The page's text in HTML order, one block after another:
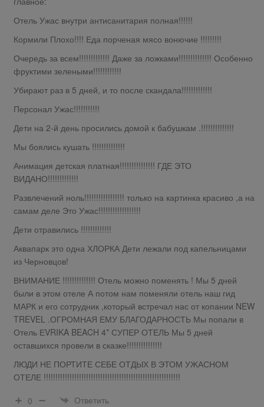
Отель Ужас внутри антисанитария полная!!!!!!
Кормили Плохо!!!! Еда порченая мясо вонючие !!!!!!!!!
Очередь за всем!!!!!!!!!!!!! Даже за ложками!!!!!!!!!!!!!! Особенно
фруктими зелеными!!!!!!!!!!!!
Убирают раз в 5 дней, и то после скандала!!!!!!!!!!!!!
Персонал Ужас!!!!!!!!!!!
Дети на 2-й день просились домой к бабушкам .!!!!!!!!!!!!!!
Мы боялись кушать !!!!!!!!!!!!!!
Анимация детская платная!!!!!!!!!!!!!!! ГДЕ ЭТО
ВИДАНО!!!!!!!!!!!!!
Развлечений ноль!!!!!!!!!!!!!!!!! только на картинка красиво ,а на
самам деле Это Ужас!!!!!!!!!!!!!!!!!!
Дети отравились !!!!!!!!!!!!!
Аквапарк это одна ХЛОРКА Дети лежали под капельницами
из Черновцов!
ВНИМАНИЕ !!!!!!!!!!!!!! Отель можно поменять ! Мы 5 дней
были в этом отеле А потом нам поменяли отель наш гид
МАРК и его сотрудник ,который встречал нас от копании NEW
TREVEL .ОГРОМНАЯ ЕМУ БЛАГОДАРНОСТЬ Мы попали в
Отель ЕVRIKA BEACH 4* СУПЕР ОТЕЛЬ Мы 5 дней
оставшихся провели в сказке!!!!!!!!!!!!!!!
ЛЮДИ НЕ ПОРТИТЕ СЕБЕ ОТДЫХ В ЭТОМ УЖАСНОМ
ОТЕЛЕ !!!!!!!!!!!!!!!!!!!!!!!!!!!!!!!!!!!!!!!!!!!!!!!!!!!!!!!!!!
0
Ответить